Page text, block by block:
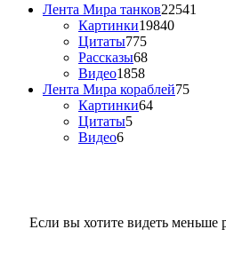
Лента Мира танков22541
Картинки19840
Цитаты775
Рассказы68
Видео1858
Лента Мира кораблей75
Картинки64
Цитаты5
Видео6
Если вы хотите видеть меньше